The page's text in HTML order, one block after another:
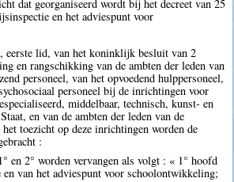
dat georganiseerd wordt bij het decreet van 25
en het adviespunt voor
eerste lid, van het koninklijk besluit van 2
en rangschikking van de ambten der leden van
personeel, van het opvoedend hulppersoneel,
personeel bij de inrichtingen voor
middelbaar, technisch, kunst- en
en van de ambten der leden van de
toezicht op deze inrichtingen worden de
:
en 2° worden vervangen als volgt : « 1° hoofd
van het adviespunt voor schoolontwikkeling;